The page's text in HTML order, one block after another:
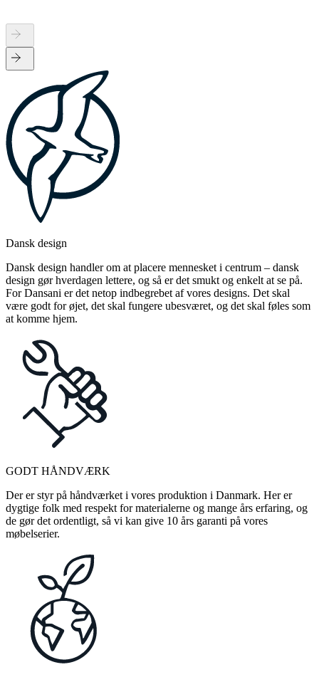
Dansk design
Dansk design handler om at placere mennesket i centrum – dansk
design gør hverdagen lettere, og så er det smukt og enkelt at se på.
For Dansani er det netop indbegrebet af vores designs. Det skal
være godt for øjet, det skal fungere ubesværet, og det skal føles som
at komme hjem.
GODT HÅNDVÆRK
Der er styr på håndværket i vores produktion i Danmark. Her er
dygtige folk med respekt for materialerne og mange års erfaring, og
de gør det ordentligt, så vi kan give 10 års garanti på vores
møbelserier.